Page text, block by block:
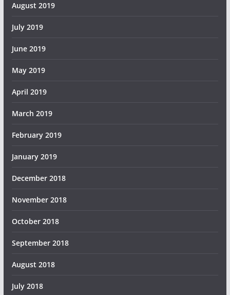
August 2019
July 2019
June 2019
May 2019
April 2019
March 2019
February 2019
January 2019
December 2018
November 2018
October 2018
September 2018
August 2018
July 2018